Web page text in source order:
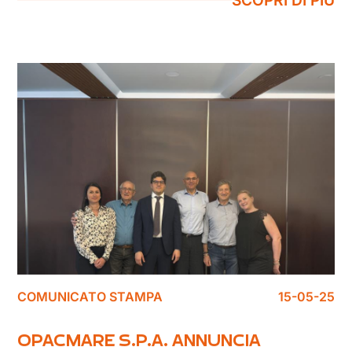
COMUNICATO STAMPA 15-05-25
OPACMARE S.P.A. ANNUNCIA